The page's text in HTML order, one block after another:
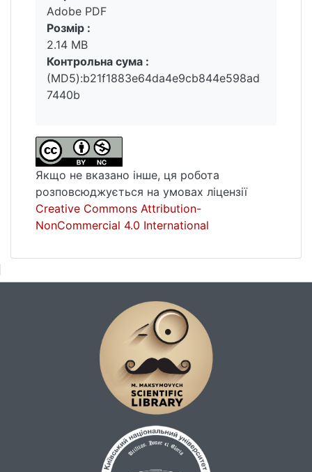
удосконалення системи економічної
безпеки бізнесу ТОВ «Прометей Агро».
Adobe PDF
Розмір :
2.14 MB
Контрольна сума :
(MD5):b21f1883e64da4e9cb844e598ad
7440b
Якщо не вказано інше, ця робота
розповсюджується на умовах ліцензії
Creative Commons Attribution-
NonCommercial 4.0 International